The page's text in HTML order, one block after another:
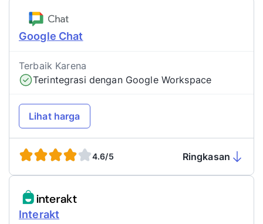
Google Chat
Terbaik Karena
Terintegrasi dengan Google Workspace
Lihat harga
4.6/5 Ringkasan
Interakt